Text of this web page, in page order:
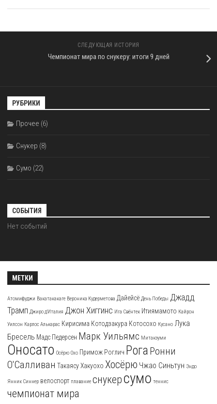
СЛЕДУЮЩАЯ ИСТОРИЯ
Чемпионат мира по снукеру: итоги 9 дней
РУБРИКИ
Прочее (6)
Снукер (8)
Сумо (22)
СОБЫТИЯ
Нет событий
МЕТКИ
Атомифуджи Вакатакакаге Вероника Кудерметова Дайейсё День Победы Джадд
Трамп Джиро д'Италия Джон Хиггинс Ига Свёнтек Итиямамото Кайрон
Уилсон Карлос Алькарас Кирисима Котодзакура Котосохо Кусано Лука
Бресель Мадс Педерсен Марк Уильямс Митакэуми
Оносато Осёрю Охо Примож Роглич Рога Ронни
О'Салливан ТакаясуХакуохо Хосёрю Чжао Синьтун Эндо
Янник Синнер велоспорт плавание снукер сумо теннис
чемпионат мира